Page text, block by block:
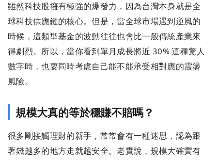
雖然科技股擁有極強的爆發力，因為台灣本身就是全
球科技供應鏈的核心。但是，當全球市場遇到逆風的
時候，這類型基金的波動往往也會比一般傳統產業來
得劇烈。所以，當你看到單月成長將近 30% 這種驚人
數字時，也要同時考慮自己能不能承受相對應的震盪
風險。
規模大真的等於穩賺不賠嗎？
很多剛接觸理財的新手，常常會有一種迷思，認為跟
著錢越多的地方走就越安全。老實說，規模大確實有